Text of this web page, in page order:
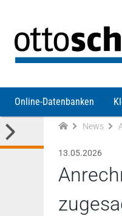
Online-Datenbanken
News
13.05.2026